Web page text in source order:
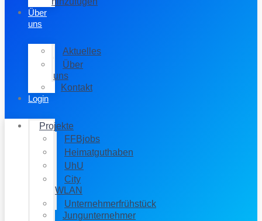
Über
uns
Aktuelles
Über
uns
Kontakt
Login
Projekte
FFBjobs
Heimatguthaben
UhU
City
WLAN
Unternehmerfrühstück
Jungunternehmer